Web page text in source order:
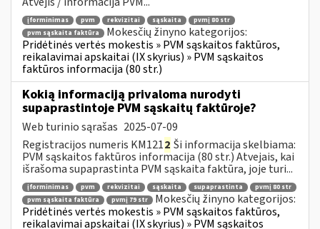
įforminimas pvm rekvizitai sąskaita
pvmį 80 str
pvm sąskaita faktūra
Mokesčių žinyno kategorijos:
Pridėtinės vertės mokestis » PVM sąskaitos faktūros,
reikalavimai apskaitai (IX skyrius) » PVM sąskaitos
faktūros informacija (80 str.)
Kokią informaciją privaloma nurodyti
supaprastintoje PVM sąskaitų faktūroje?
Web turinio sąrašas 2025-07-09
Registracijos numeris KM1212 Ši informacija skelbiama:
PVM sąskaitos faktūros informacija (80 str.) Atvejais, kai
išrašoma supaprastinta PVM sąskaita faktūra, joje turi...
įforminimas pvm rekvizitai sąskaita supaprastinta
pvmį 80 str
pvm sąskaita faktūra
pvmį 79 str
Mokesčių žinyno kategorijos:
Pridėtinės vertės mokestis » PVM sąskaitos faktūros,
reikalavimai apskaitai (IX skyrius) » PVM sąskaitos